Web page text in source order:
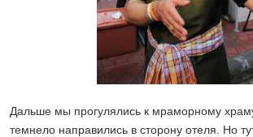
Дальше мы прогулялись к мраморному
темнело направились в сторону отеля. Но